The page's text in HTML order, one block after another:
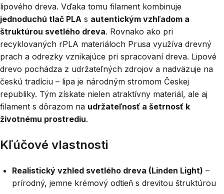
lipového dreva. Vďaka tomu filament kombinuje
jednoduchú tlač PLA s autentickým vzhľadom a
štruktúrou svetlého dreva. Rovnako ako pri
recyklovaných rPLA materiáloch Prusa využíva drevný
prach a odrezky vznikajúce pri spracovaní dreva. Lipové
drevo pochádza z udržateľných zdrojov a nadväzuje na
českú tradíciu – lipa je národným stromom Českej
republiky. Tým získate nielen atraktívny materiál, ale aj
filament s dôrazom na udržateľnosť a šetrnosť k
životnému prostrediu.
Kľúčové vlastnosti
Realistický vzhled svetlého dreva (Linden Light) –
prírodný, jemne krémový odtieň s drevitou štruktúrou